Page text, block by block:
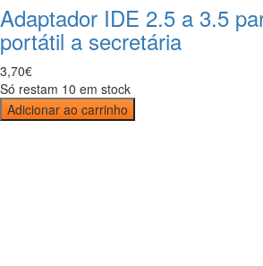
Adaptador IDE 2.5 a 3.5
portátil a secretária
3,70€
Só restam 10 em stock
Adicionar ao carrinho